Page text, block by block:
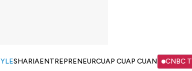
SHARIAENTREPRENEURCUAP CUAP CUAN CNBC